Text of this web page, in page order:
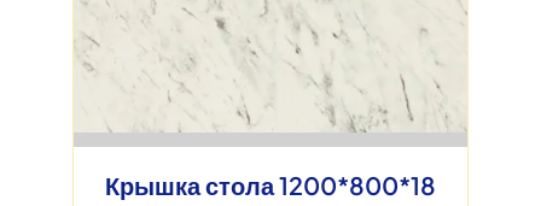
Крышка стола 1200*800*18